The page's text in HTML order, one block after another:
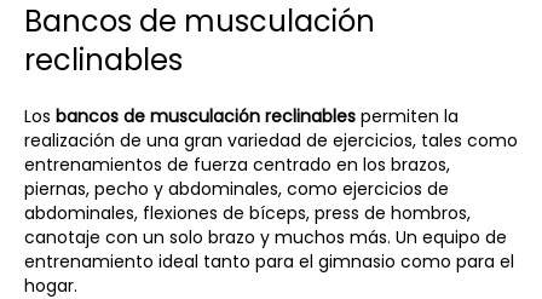
Bancos de musculación
reclinables
Los bancos de musculación reclinables permiten la
realización de una gran variedad de ejercicios, tales como
entrenamientos de fuerza centrado en los brazos,
piernas, pecho y abdominales, como ejercicios de
abdominales, flexiones de bíceps, press de hombros,
canotaje con un solo brazo y muchos más. Un equipo de
entrenamiento ideal tanto para el gimnasio como para el
hogar.